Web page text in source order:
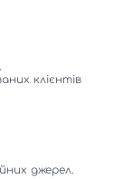
клієнтів
джерел.